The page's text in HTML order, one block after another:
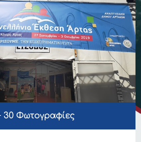
30 Φωτογραφίες